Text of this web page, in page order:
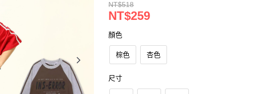
NT$518
NT$259
顏色
棕色 杏色
尺寸